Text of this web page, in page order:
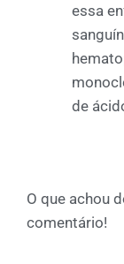
essa
de
O que achou
comentário!